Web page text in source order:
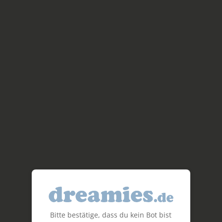
Bitte bestätige, dass du kein Bot bist